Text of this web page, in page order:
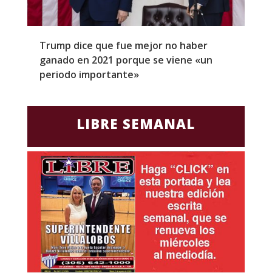
Trump dice que fue mejor no haber
ganado en 2021 porque se viene «un
periodo importante»
LIBRE SEMANAL